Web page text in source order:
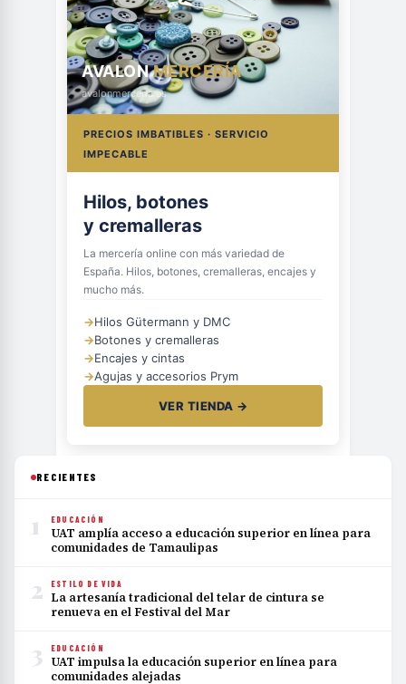
AVALONMERCERÍA
avalonmerceria.es
PRECIOS IMBATIBLES · SERVICIO
IMPECABLE
Hilos, botones
y cremalleras
La mercería online con más variedad de
España. Hilos, botones, cremalleras, encajes y
mucho más.
→Hilos Gütermann y DMC
→Botones y cremalleras
→Encajes y cintas
→Agujas y accesorios Prym
VER TIENDA →
RECIENTES
1 EDUCACIÓN
UAT amplía acceso a educación superior en línea para
comunidades de Tamaulipas
2 ESTILO DE VIDA
La artesanía tradicional del telar de cintura se
renueva en el Festival del Mar
3 EDUCACIÓN
UAT impulsa la educación superior en línea para
comunidades alejadas